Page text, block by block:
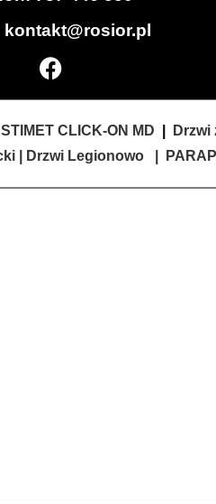
CLICK-ON MD Drzwi
|
Drzwi Legionowo